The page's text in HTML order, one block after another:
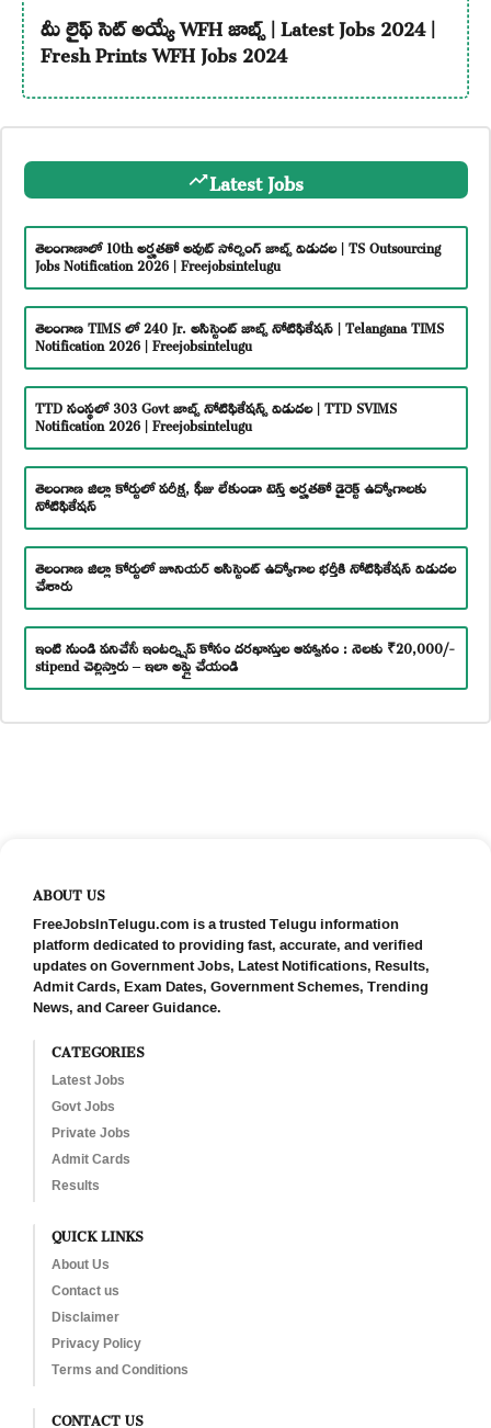
మీ లైఫ్ సెట్ అయ్యే WFH జాబ్స్ | Latest Jobs 2024 |
Fresh Prints WFH Jobs 2024
Latest Jobs
తెలంగాణాలో 10th అర్హతతో అవుట్ సోర్సింగ్ జాబ్స్ విడుదల | TS Outsourcing
Jobs Notification 2026 | Freejobsintelugu
తెలంగాణ TIMS లో 240 Jr. అసిస్టెంట్ జాబ్స్ నోటిఫికేషన్ | Telangana TIMS
Notification 2026 | Freejobsintelugu
TTD సంస్థలో 303 Govt జాబ్స్ నోటిఫికేషన్స్ విడుదల | TTD SVIMS
Notification 2026 | Freejobsintelugu
తెలంగాణ జిల్లా కోర్టులో పరీక్ష, ఫీజు లేకుండా టెన్త్ అర్హతతో డైరెక్ట్ ఉద్యోగాలకు
నోటిఫికేషన్
తెలంగాణ జిల్లా కోర్టులో జూనియర్ అసిస్టెంట్ ఉద్యోగాల భర్తీకి నోటిఫికేషన్ విడుదల
చేశారు
ఇంటి నుండి పనిచేసే ఇంటర్న్షిప్ కోసం దరఖాస్తుల ఆహ్వానం : నెలకు ₹20,000/-
stipend చెల్లిస్తారు – ఇలా అప్లై చేయండి
ABOUT US
FreeJobsInTelugu.com is a trusted Telugu information
platform dedicated to providing fast, accurate, and verified
updates on Government Jobs, Latest Notifications, Results,
Admit Cards, Exam Dates, Government Schemes, Trending
News, and Career Guidance.
CATEGORIES
Latest Jobs
Govt Jobs
Private Jobs
Admit Cards
Results
QUICK LINKS
About Us
Contact us
Disclaimer
Privacy Policy
Terms and Conditions
CONTACT US